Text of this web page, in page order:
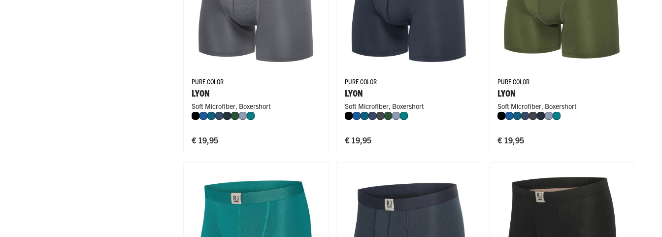
PURE COLOR
LYON
Soft Microfiber, Boxershort
Zwart
Blauw
Petrol
Donkerblauw
NavyDonkergroen
Steel Blue
Smaragd
€ 19,95
PURE COLOR
LYON
Soft Microfiber, Boxershort
Zwart
Blauw
Petrol
Donkerblauw
Donkergrijs
Donkergroen
Steel Blue
Smaragd
€ 19,95
PURE COLOR
LYON
Soft Microfiber, Boxershort
Zwart
Blauw
Petrol
Donkerblauw
Donkergrijs
NavySteel Blue
Smaragd
€ 19,95